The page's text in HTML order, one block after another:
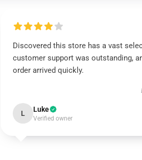
Discovered this store has a vast
customer support was outstanding,
order arrived quickly.
L Luke
Verified owner